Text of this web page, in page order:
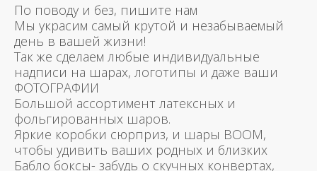
По поводу и без, пишите нам
Мы украсим самый крутой и незабываемый
день в вашей жизни!
Так же сделаем любые индивидуальные
надписи на шарах, логотипы и даже ваши
ФОТОГРАФИИ
Большой ассортимент латексных и
фольгированных шаров.
Яркие коробки сюрприз, и шары BOOM,
чтобы удивить ваших родных и близких
Бабло боксы- забудь о скучных конвертах,